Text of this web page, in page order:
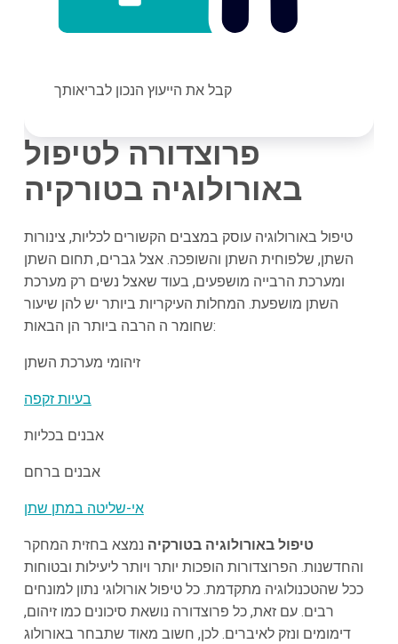
קבל את הייעוץ הנכון לבריאותך
פרוצדורה לטיפול
באורולוגיה בטורקיה
טיפול באורולוגיה עוסק במצבים הקשורים לכליות, צינורות
השתן, שלפוחית השתן והשופכה. אצל גברים, תחום השתן
ומערכת הרבייה מושפעים, בעוד שאצל נשים רק מערכת
השתן מושפעת. המחלות העיקריות ביותר יש להן שיעור
שחומר ה הרבה ביותר הן הבאות:
זיהומי מערכת השתן
בעיות זקפה
אבנים בכליות
אבנים ברחם
אי-שליטה במתן שתן
טיפול באורולוגיה בטורקיה נמצא בחזית המחקר
והחדשנות. הפרוצדורות הופכות יותר ויותר ליעילות ובטוחות
ככל שהטכנולוגיה מתקדמת. כל טיפול אורולוגי נתון למונחים
רבים. עם זאת, כל פרוצדורה נושאת סיכונים כמו זיהום,
דימומים ונזק לאיברים. לכן, חשוב מאוד שתבחר באורולוג